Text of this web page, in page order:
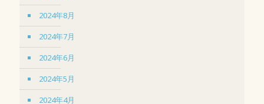
2024年8月
2024年7月
2024年6月
2024年5月
2024年4月